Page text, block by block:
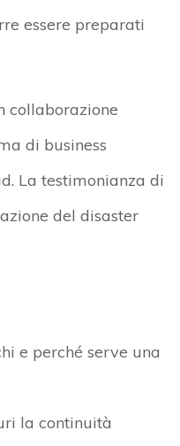
essere preparati
collaborazione
di business
. La testimonianza di
del disaster
e perché serve una
la continuità